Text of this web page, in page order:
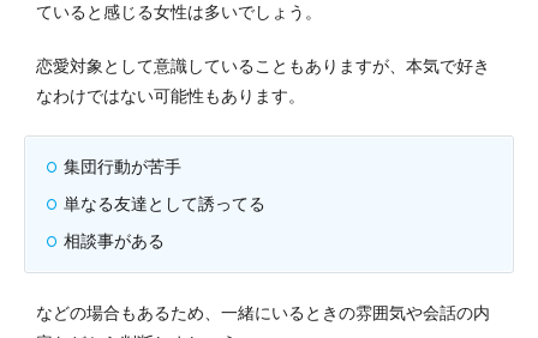
ていると感じる女性は多いでしょう。
恋愛対象として意識していることもありますが、本気で好き
なわけではない可能性もあります。
集団行動が苦手
単なる友達として誘ってる
相談事がある
などの場合もあるため、一緒にいるときの雰囲気や会話の内